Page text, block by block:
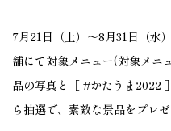
7月21日（土）～8月31日（水
舗にて対象メニュー(対象メニ
品の写真と［ #かたうま2022
ら抽選で、素敵な景品をプレ